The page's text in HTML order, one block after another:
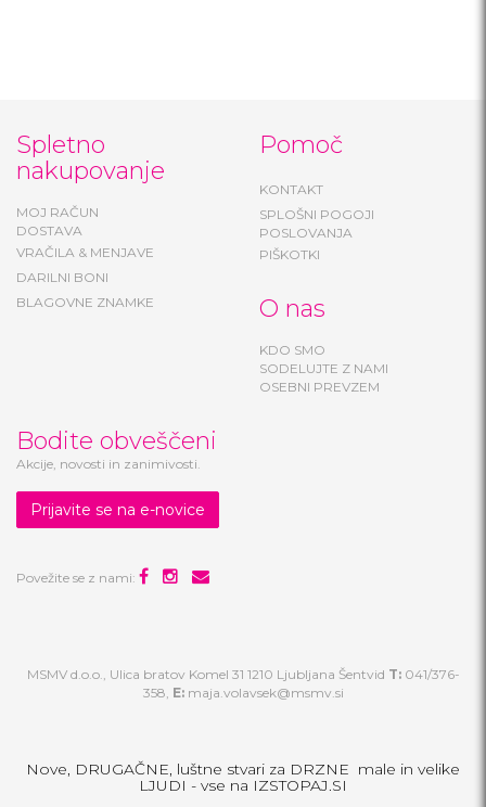
Spletno
nakupovanje
MOJ RAČUN
DOSTAVA
VRAČILA & MENJAVE
DARILNI BONI
BLAGOVNE ZNAMKE
Pomoč
KONTAKT
SPLOŠNI POGOJI
POSLOVANJA
PIŠKOTKI
O nas
KDO SMO
SODELUJTE Z NAMI
OSEBNI PREVZEM
Bodite obveščeni
Akcije, novosti in zanimivosti.
Prijavite se na e-novice
Povežite se z nami:
MSMV d.o.o., Ulica bratov Komel 31 1210 Ljubljana Šentvid T:041/376-
358, E: maja.volavsek@msmv.si
Nove, DRUGAČNE, luštne stvari za DRZNE male in velike
LJUDI - vse na IZSTOPAJ.SI